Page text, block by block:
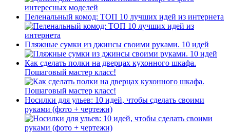
Пеленальный комод: ТОП 10 лучших идей из интернета
Пляжные сумки из джинсы своими руками. 10 идей
Как сделать полки на дверцах кухонного шкафа.
Пошаговый мастер класс!
Носилки для ульев: 10 идей, чтобы сделать своими
руками (фото + чертежи)